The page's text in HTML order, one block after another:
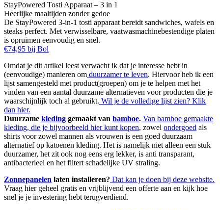
StayPowered Tosti Apparaat – 3 in 1
Heerlijke maaltijden zonder gedoe
De StayPowered 3-in-1 tosti apparaat bereidt sandwiches, wafels en
steaks perfect. Met verwisselbare, vaatwasmachinebestendige platen
is opruimen eenvoudig en snel.
€74,95 bij Bol
Omdat je dit artikel leest verwacht ik dat je interesse hebt in
(eenvoudige) manieren om duurzamer te leven. Hiervoor heb ik een
lijst samengesteld met product(groepen) om je te helpen met het
vinden van een aantal duurzame alternatieven voor producten die je
waarschijnlijk toch al gebruikt. Wil je de volledige lijst zien? Klik
dan hier.
Duurzame kleding gemaakt van bamboe. Van bamboe gemaakte
kleding, die je bijvoorbeeld hier kunt kopen, zowel ondergoed als
shirts voor zowel mannen als vrouwen is een goed duurzaam
alternatief op katoenen kleding. Het is namelijk niet alleen een stuk
duurzamer, het zit ook nog eens erg lekker, is anti transparant,
antibacterieel en het filtert schadelijke UV straling.
Zonnepanelen laten installeren? Dat kan je doen bij deze website.
Vraag hier geheel gratis en vrijblijvend een offerte aan en kijk hoe
snel je je investering hebt terugverdiend.